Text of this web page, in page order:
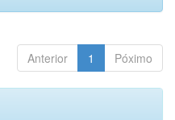
Anterior 1 Póximo